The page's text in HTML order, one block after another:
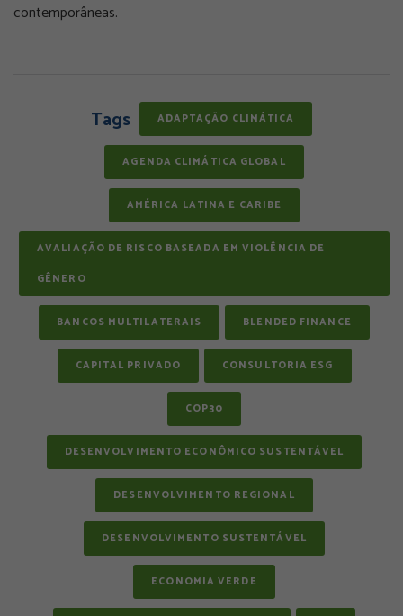
contemporâneas.
Tags ADAPTAÇÃO CLIMÁTICA
AGENDA CLIMÁTICA GLOBAL
AMÉRICA LATINA E CARIBE
AVALIAÇÃO DE RISCO BASEADA EM VIOLÊNCIA DE
GÊNERO
BANCOS MULTILATERAIS BLENDED FINANCE
CAPITAL PRIVADO CONSULTORIA ESG
COP30
DESENVOLVIMENTO ECONÔMICO SUSTENTÁVEL
DESENVOLVIMENTO REGIONAL
DESENVOLVIMENTO SUSTENTÁVEL
ECONOMIA VERDE